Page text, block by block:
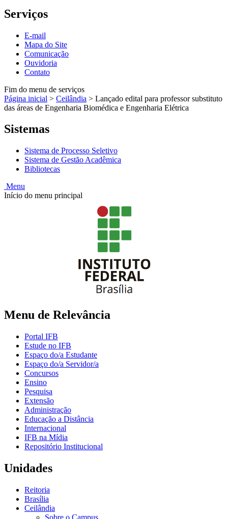
Serviços
E-mail
Mapa do Site
Comunicação
Ouvidoria
Contato
Fim do menu de serviços
Página inicial > Ceilândia > Lançado edital para professor substituto
das áreas de Engenharia Biomédica e Engenharia Elétrica
Sistemas
Sistema de Processo Seletivo
Sistema de Gestão Acadêmica
Bibliotecas
Menu
Início do menu principal
Menu de Relevância
Portal IFB
Estude no IFB
Espaço do/a Estudante
Espaço do/a Servidor/a
Concursos
Ensino
Pesquisa
Extensão
Administração
Educação a Distância
Internacional
IFB na Mídia
Repositório Institucional
Unidades
Reitoria
Brasília
Ceilândia
Sobre o Campus